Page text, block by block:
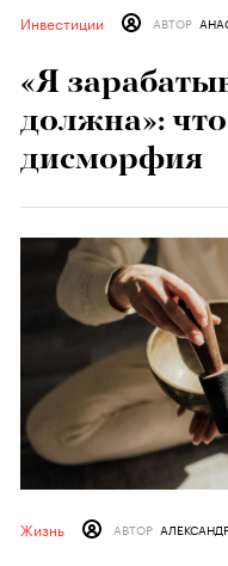
Инвестиции АВТОР
«Я
должна»:
дисморфия
Жизнь АВТОР